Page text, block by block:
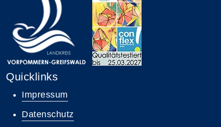
Quicklinks
Impressum
Datenschutz